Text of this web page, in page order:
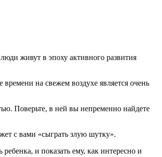
живут в эпоху активного развития
на свежем воздухе является очень
Поверьте, в ней вы непременно найдете
с вами «сыграть злую шутку».
и показать ему, как интересно и